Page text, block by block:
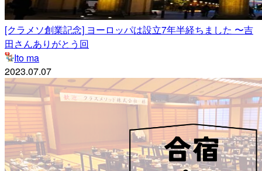
[クラメソ創業記念] ヨーロッパは設立7年半経ちました 〜吉
田さんありがとう回
Ito ma
2023.07.07